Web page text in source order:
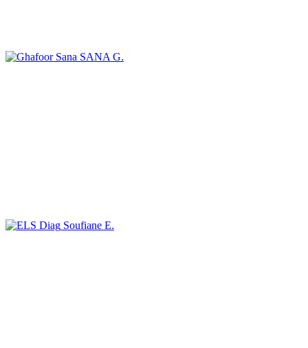
SANA G.
Soufiane E.